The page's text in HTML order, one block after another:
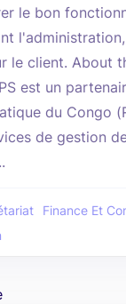
le bon
le client. About
est un
du Congo
de gestion
Finance Et